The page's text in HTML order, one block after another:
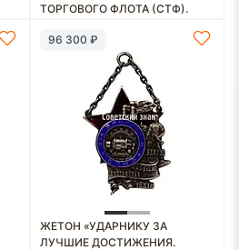
ТОРГОВОГО ФЛОТА (СТФ).
ЗАВОДСКОГО УЧЕНИЧЕСТВА
(ФЗУ) КАНОНЕРСКОГО
СУДОРЕМОНТНОГО ЗАВОДА
96 300 ₽
ЖЕТОН «УДАРНИКУ ЗА
ЛУЧШИЕ ДОСТИЖЕНИЯ.